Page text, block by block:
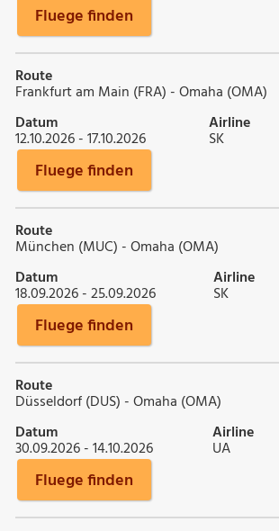
Fluege finden
Route
Frankfurt am Main (FRA) - Omaha (OMA)
Datum
12.10.2026 - 17.10.2026
Airline
SK
Fluege finden
Route
München (MUC) - Omaha (OMA)
Datum
18.09.2026 - 25.09.2026
Airline
SK
Fluege finden
Route
Düsseldorf (DUS) - Omaha (OMA)
Datum
30.09.2026 - 14.10.2026
Airline
UA
Fluege finden